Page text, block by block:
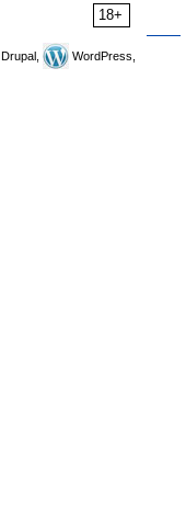
18+
Drupal,
WordPress,